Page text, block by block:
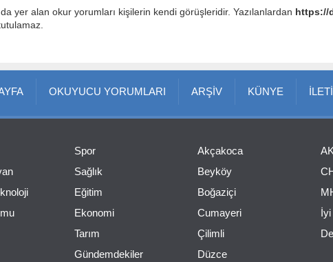
yer alan okur yorumları kişilerin kendi görüşleridir. Yazılanlardan https://
OKUYUCU YORUMLARI ARŞİV KÜNYE
Spor
Sağlık
Eğitim
Ekonomi
Tarım
Gündemdekiler
Akçakoca
Beyköy
Boğaziçi
Cumayeri
Çilimli
Düzce